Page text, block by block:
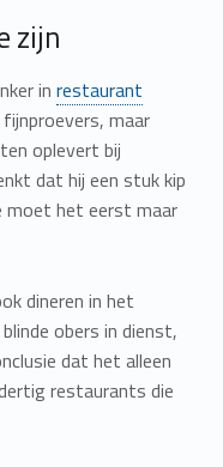
zijn
in restaurant
maar
oplevert bij
dat hij een stuk kip
moet het eerst maar
dineren in het
obers in dienst,
dat het alleen
restaurants die